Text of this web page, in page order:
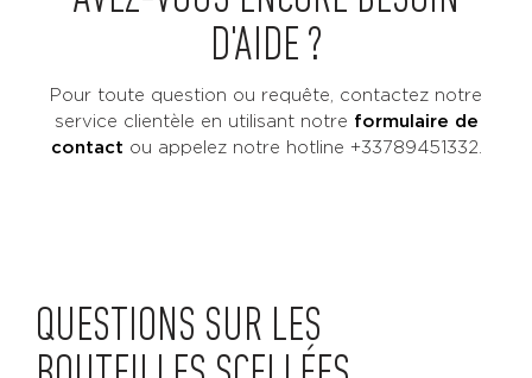
D'AIDE ?
Pour toute question ou requête, contactez notre
service clientèle en utilisant notre formulaire de
contact ou appelez notre hotline +33789451332.
QUESTIONS SUR LES